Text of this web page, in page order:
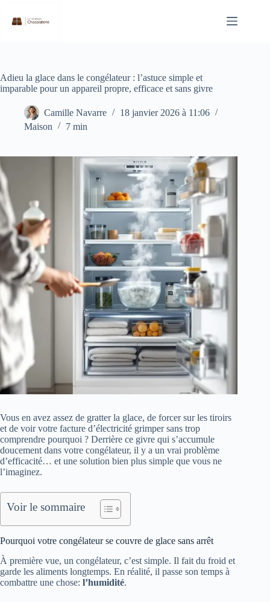
contenu
Adieu la glace dans le congélateur : l’astuce simple et
imparable pour un appareil propre, efficace et sans givre
Camille Navarre
18 janvier 2026 à 11:06
Maison
7 min
Vous en avez assez de gratter la glace, de forcer sur les tiroirs
et de voir votre facture d’électricité grimper sans trop
comprendre pourquoi ? Derrière ce givre qui s’accumule
doucement dans votre congélateur, il y a un vrai problème
d’efficacité… et une solution bien plus simple que vous ne
l’imaginez.
Voir le sommaire
Pourquoi votre congélateur se couvre de glace sans arrêt
À première vue, un congélateur, c’est simple. Il fait du froid et
garde les aliments longtemps. En réalité, il passe son temps à
combattre une chose: l’humidité.